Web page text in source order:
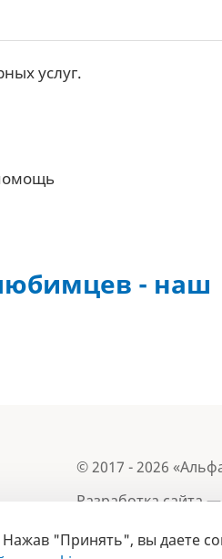
услуг.
- наш
© 2017 - 2026
Разработка сайта —
Лицензия № 02150/1874, УНП
"Принять", вы даете